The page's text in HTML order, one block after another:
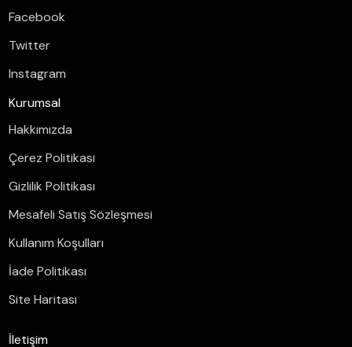
Facebook
Twitter
Instagram
Kurumsal
Hakkımızda
Çerez Politikası
Gizlilik Politikası
Mesafeli Satış Sözleşmesi
Kullanım Koşulları
İade Politikası
Site Haritası
İletişim